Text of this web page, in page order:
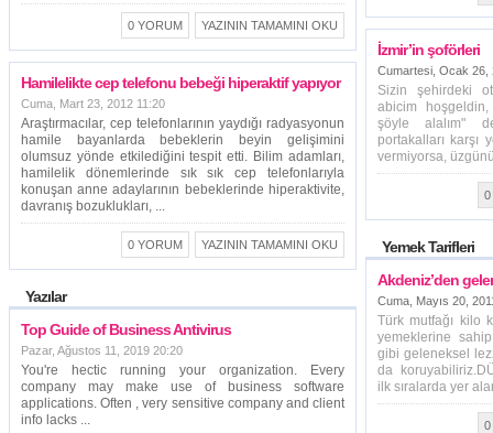
YAZININ TAMAMINI OKU
0 YORUM
Hamilelikte cep telefonu bebeği hiperaktif yapıyor
Cuma, Mart 23, 2012 11:20
Araştırmacılar, cep telefonlarının yaydığı radyasyonun
hamile bayanlarda bebeklerin beyin gelişimini
olumsuz yönde etkilediğini tespit etti. Bilim adamları,
hamilelik dönemlerinde sık sık cep telefonlarıyla
konuşan anne adaylarının bebeklerinde hiperaktivite,
davranış bozuklukları, ...
YAZININ TAMAMINI OKU
0 YORUM
Yazılar
Top Guide of Business Antivirus
Pazar, Ağustos 11, 2019 20:20
You're hectic running your organization. Every
company may make use of business software
applications. Often , very sensitive company and client
info lacks ...
İzmir’in şoförleri
Cumartesi, Ocak 26,
Sizin şehirdeki
abicim
şöyle alalım"
portakalları karşı
vermiyorsa,
0
Yemek Tarifleri
Akdeniz’den
Cuma, Mayıs 20,
Türk mutfağı kilo
yemeklerine
gibi geleneksel
da
ilk sıralarda yer
0